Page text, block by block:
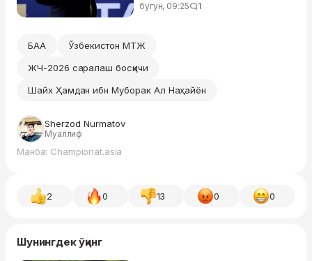
бугун, 09:25 1
БАА
Ўзбекистон МТЖ
ЖЧ-2026 саралаш босқичи
Шайх Ҳамдан ибн Муборак Ал Наҳайён
Sherzod Nurmatov
Муаллиф
Манба: Championat.asia
2 0 13 0 0
Шунингдек ўқинг